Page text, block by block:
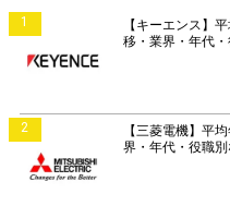
1
【キーエンス】
移・業界・年代・
2
【三菱電機】平
界・年代・役職別